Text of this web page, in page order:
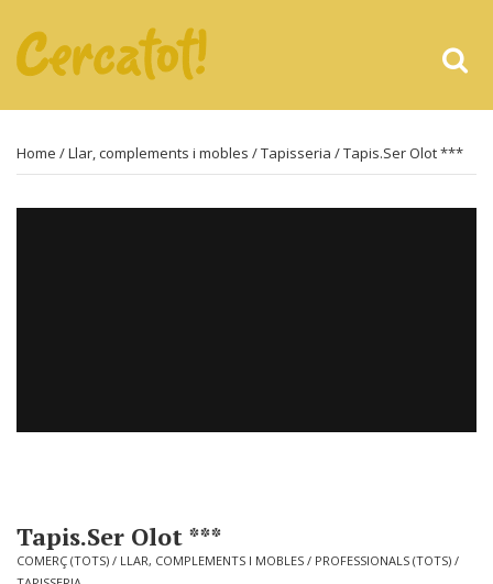
Home /Llar, complements i mobles /Tapisseria / Tapis.Ser Olot ***
Tapis.Ser Olot ***
COMERÇ (TOTS) / LLAR, COMPLEMENTS I MOBLES / PROFESSIONALS (TOTS) /